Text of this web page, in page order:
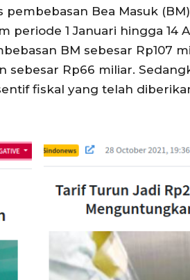
Bea Masuk
1 Januari hingga 14
BM sebesar Rp107
sebesar Rp66 miliar.
fiskal yang telah